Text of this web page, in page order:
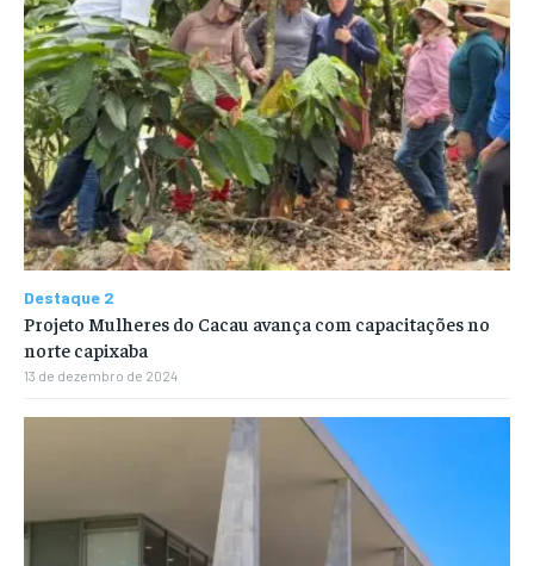
Destaque 2
Projeto Mulheres do Cacau avança com capacitações no
norte capixaba
13 de dezembro de 2024